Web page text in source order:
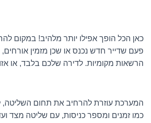
כאן הכל הופך אפילו יותר מלהיב! במקום
פעם שדייר חדש נכנס או שכן מזמין אורחים,
הרשאות מקומיות. לדירה שלכם בלבד, או
המערכת עוזרת להרחיב את תחום
כמו זמנים ומספר כניסות, עם שליטה מצד